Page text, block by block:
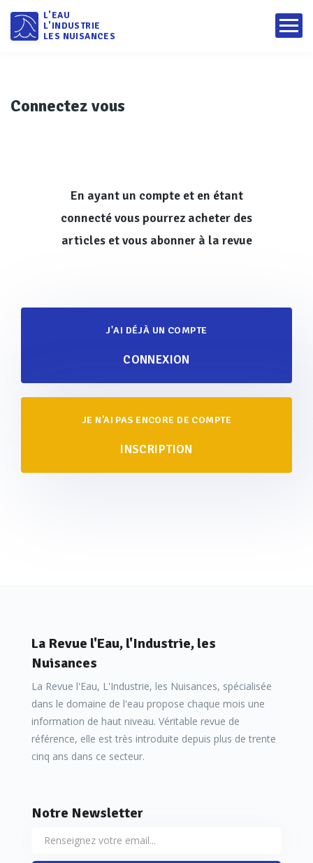
L'EAU
L'INDUSTRIE
LES NUISANCES
Connectez vous
En ayant un compte et en étant
connecté vous pourrez acheter des
articles et vous abonner à la revue
J'AI DÉJÀ UN COMPTE
CONNEXION
JE N’AI PAS ENCORE DE COMPTE
INSCRIPTION
La Revue l'Eau, l'Industrie, les
Nuisances
La Revue l'Eau, L'Industrie, les Nuisances, spécialisée
dans le domaine de l'eau propose chaque mois une
information de haut niveau. Véritable revue de
référence, elle est très introduite depuis plus de trente
cinq ans dans ce secteur.
Notre Newsletter